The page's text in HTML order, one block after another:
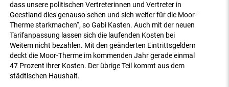
dass unsere politischen Vertreterinnen und Vertreter in
Geestland dies genauso sehen und sich weiter für die Moor-
Therme starkmachen“, so Gabi Kasten. Auch mit der neuen
Tarifanpassung lassen sich die laufenden Kosten bei
Weitem nicht bezahlen. Mit den geänderten Eintrittsgeldern
deckt die Moor-Therme im kommenden Jahr gerade einmal
47 Prozent ihrer Kosten. Der übrige Teil kommt aus dem
städtischen Haushalt.